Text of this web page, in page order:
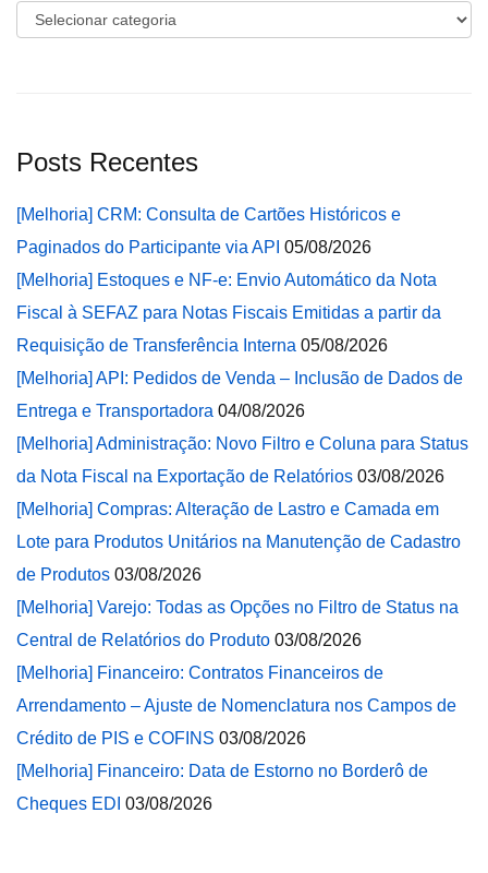
Categorias
Posts Recentes
[Melhoria] CRM: Consulta de Cartões Históricos e
Paginados do Participante via API 05/08/2026
[Melhoria] Estoques e NF-e: Envio Automático da Nota
Fiscal à SEFAZ para Notas Fiscais Emitidas a partir da
Requisição de Transferência Interna 05/08/2026
[Melhoria] API: Pedidos de Venda – Inclusão de Dados de
Entrega e Transportadora 04/08/2026
[Melhoria] Administração: Novo Filtro e Coluna para Status
da Nota Fiscal na Exportação de Relatórios 03/08/2026
[Melhoria] Compras: Alteração de Lastro e Camada em
Lote para Produtos Unitários na Manutenção de Cadastro
de Produtos 03/08/2026
[Melhoria] Varejo: Todas as Opções no Filtro de Status na
Central de Relatórios do Produto 03/08/2026
[Melhoria] Financeiro: Contratos Financeiros de
Arrendamento – Ajuste de Nomenclatura nos Campos de
Crédito de PIS e COFINS 03/08/2026
[Melhoria] Financeiro: Data de Estorno no Borderô de
Cheques EDI 03/08/2026